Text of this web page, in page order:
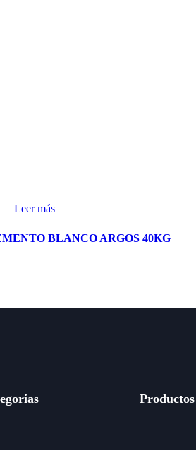
Leer más
BLANCO ARGOS 40KG
Productos